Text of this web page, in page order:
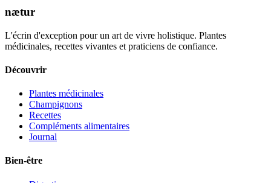
nætur
L'écrin d'exception pour un art de vivre holistique. Plantes
médicinales, recettes vivantes et praticiens de confiance.
Découvrir
Plantes médicinales
Champignons
Recettes
Compléments alimentaires
Journal
Bien-être